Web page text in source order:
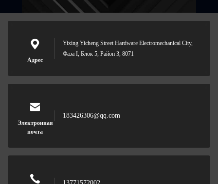
Адрес
Yixing Yicheng Street Hardware Electromechanical City,
Фаза I, Блок 5, Район 3, 8071
Электронная
почта
183426306@qq.com